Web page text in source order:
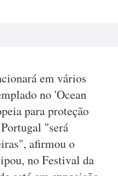
em vários
no 'Ocean
para proteção
"será
afirmou o
no Festival da